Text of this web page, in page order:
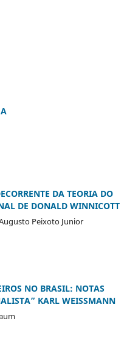
DA TEORIA DO
DE DONALD WINNICOTT
Peixoto Junior
NO BRASIL: NOTAS
KARL WEISSMANN